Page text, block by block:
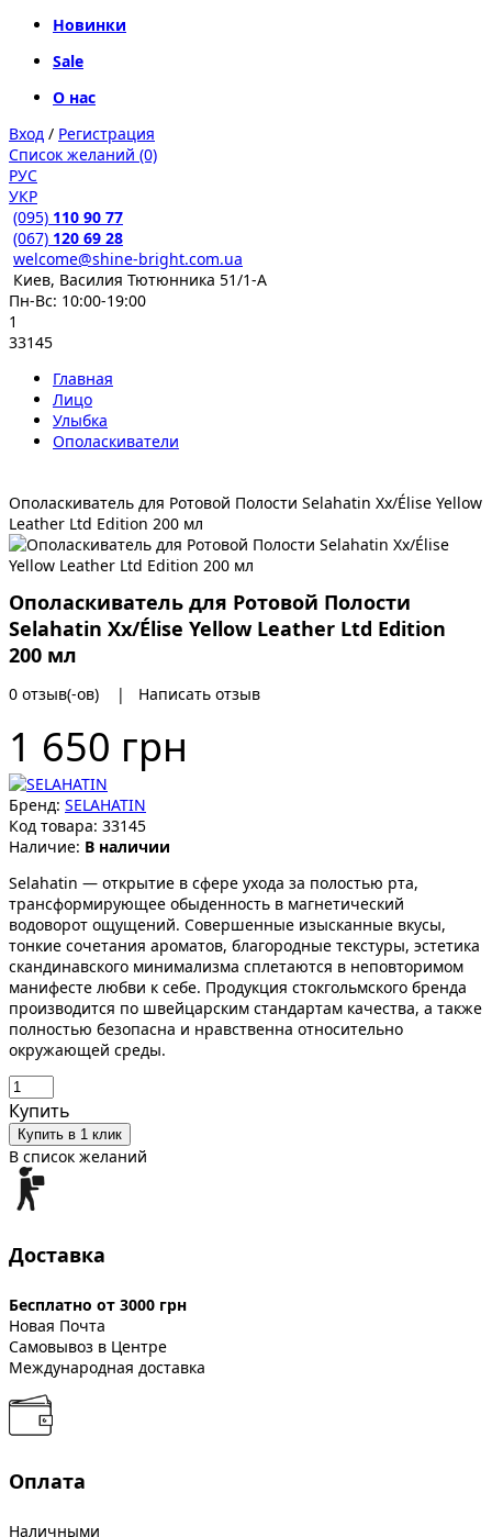
Новинки
Sale
О нас
Вход / Регистрация
Список желаний (0)
РУС
УКР
(095) 110 90 77
(067) 120 69 28
welcome@shine-bright.com.ua
Киев, Василия Тютюнника 51/1-А
Пн-Вс: 10:00-19:00
1
33145
Главная
Лицо
Улыбка
Ополаскиватели
Ополаскиватель для Ротовой Полости Selahatin Xx/Élise Yellow
Leather Ltd Edition 200 мл
Ополаскиватель для Ротовой Полости
Selahatin Xx/Élise Yellow Leather Ltd Edition
200 мл
0 отзыв(-ов) | Написать отзыв
1 650 грн
Бренд: SELAHATIN
Код товара: 33145
Наличие: В наличии
Selahatin — открытие в сфере ухода за полостью рта,
трансформирующее обыденность в магнетический
водоворот ощущений. Совершенные изысканные вкусы,
тонкие сочетания ароматов, благородные текстуры, эстетика
скандинавского минимализма сплетаются в неповторимом
манифесте любви к себе. Продукция стокгольмского бренда
производится по швейцарским стандартам качества, а также
полностью безопасна и нравственна относительно
окружающей среды.
Купить
Купить в 1 клик
В список желаний
Доставка
Бесплатно от 3000 грн
Новая Почта
Самовывоз в Центре
Международная доставка
Оплата
Наличными